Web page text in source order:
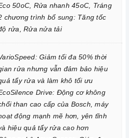
Máy rửa chénsử dụng các chất
gây hại cho máy. Bạn nên sử dụng
hoặc muối rửa chén theo hướng
Trước khi cho bát đĩa vàomáy rửa
đúng cách để bát đĩa được rửa
Bạn cần chú ý:
bát đĩa trước khi cho vào
máy rửa
50oC, Rửa nhanh 45oC, Tráng
chương trình bổ sung: Tăng tốc
rửa, Rửa nửa tải
Giảm tối đa 50% thời
rửa nhưng vẫn đảm bảo hiệu
tẩy rửa và làm khô tối ưu
Drive: Động cơ không
than cao cấp của Bosch, máy
động mạnh mẽ hơn, yên tĩnh
hiệu quả tẩy rửa cao hơn